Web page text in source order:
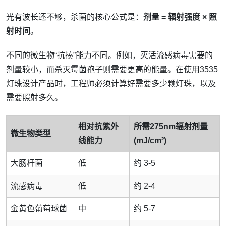
光有波长还不够，杀菌的核心公式是： 剂量 = 辐射强度 × 照
射时间。
不同的微生物“抗揍”能力不同。例如，灭活流感病毒需要的
剂量较小，而杀灭霉菌孢子则需要更高的能量。在使用3535
灯珠设计产品时，工程师必须计算好需要多少颗灯珠，以及
需要照射多久。
微生物类型
相对抗紫外
线能力
所需275nm辐射剂量
(mJ/cm²)
大肠杆菌 低 约 3-5
流感病毒 低 约 2-4
金黄色葡萄球菌 中 约 5-7